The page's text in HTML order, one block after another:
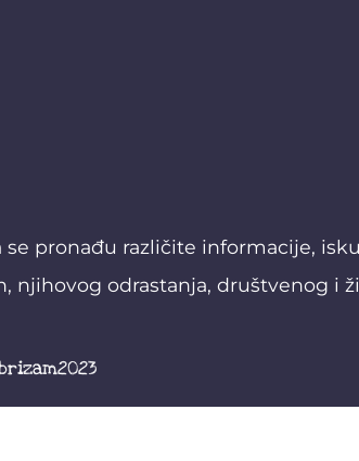
pronađu različite informacije,
odrastanja, društvenog i